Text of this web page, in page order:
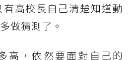
高校長自己清楚知道動
做猜測了。
高，依然要面對自己的